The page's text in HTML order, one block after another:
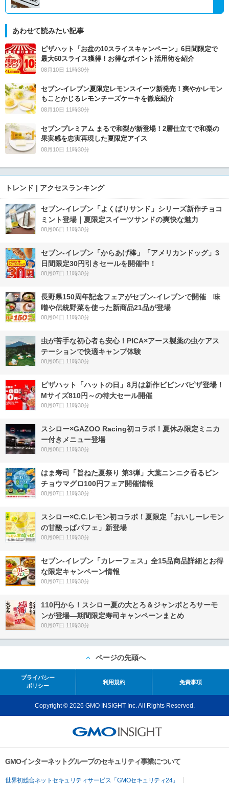
あわせて読みたい記事
ピザハット「お盆の10スライスキャンペーン」6日間限定で
最大60スライス獲得！お得なポイント活用術を紹介
08月10日 11時30分
セブン‐イレブン夏限定レモンスイーツ新発売！爽やかレモン
もことかじるレモンチーズケーキを徹底紹介
08月10日 11時30分
セブンプレミアム まるで和梨が新登場！2層仕立てで和梨の
果実感を忠実再現した夏限定アイス
08月10日 11時30分
トレンド | アクセスランキング
セブン‐イレブン「よくばりサンド」シリーズ新作チョコ
ミント登場｜夏限定スイーツサンドの爽快な魅力
08月06日 11時30分
セブン‐イレブン「からあげ棒」「アメリカンドッグ」3
日間限定30円引きセールを開催中！
08月07日 11時30分
長野県150周年記念フェアがセブン-イレブンで開催 味
噌や伝統野菜を使った新商品21品が登場
08月04日 11時30分
虫が苦手な初心者も安心！PICA×アース製薬の虫ケアス
テーションで快適キャンプ体験
08月05日 11時30分
ピザハット「ハットの日」8月は新作ビビンバピザ登場！
Mサイズ810円～の特大セール開催
08月07日 11時30分
スシロー×GAZOO Racing初コラボ！夏休み限定ミニカ
ー付きメニュー登場
08月08日 11時30分
はま寿司「旨ねた夏祭り 第3弾」大葉ニンニク香るビン
チョウマグロ100円フェア開催情報
08月07日 11時30分
スシロー×C.C.レモン初コラボ！夏限定「おいしーレモン
の甘酸っぱパフェ」新登場
08月09日 11時30分
セブン‐イレブン「カレーフェス」全15品商品詳細とお得
な限定キャンペーン情報
08月07日 11時30分
110円から！スシロー夏の大とろ＆ジャンボとろサーモ
ンが登場―期間限定寿司キャンペーンまとめ
08月07日 11時30分
ページの先頭へ
プライバシー
ポリシー
利用規約 免責事項
Copyright © 2026 GMO INSIGHT Inc. All Rights Reserved.
GMOインターネットグループのセキュリティ事業について
世界初総合ネットセキュリティサービス「GMOセキュリティ24」